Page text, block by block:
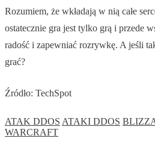
Rozumiem, że wkładają w nią całe
ostatecznie gra jest tylko grą i przede
radość i zapewniać rozrywkę. A jeśli
grać?
Źródło: TechSpot
ATAK DDOS ATAKI DDOS
WARCRAFT